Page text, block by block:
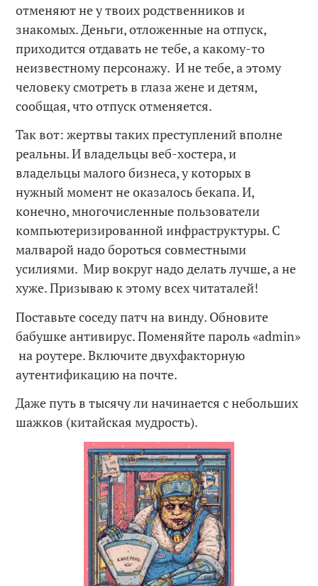
отменяют не у твоих родственников и
знакомых. Деньги, отложенные на отпуск,
приходится отдавать не тебе, а какому-то
неизвестному персонажу. И не тебе, а этому
человеку смотреть в глаза жене и детям,
сообщая, что отпуск отменяется.
Так вот: жертвы таких преступлений вполне
реальны. И владельцы веб-хостера, и
владельцы малого бизнеса, у которых в
нужный момент не оказалось бекапа. И,
конечно, многочисленные пользователи
компьютеризированной инфраструктуры. С
малварой надо бороться совместными
усилиями. Мир вокруг надо делать лучше, а не
хуже. Призываю к этому всех читаталей!
Поставьте соседу патч на винду. Обновите
бабушке антивирус. Поменяйте пароль «admin»
на роутере. Включите двухфакторную
аутентификацию на почте.
Даже путь в тысячу ли начинается с небольших
шажков (китайская мудрость).